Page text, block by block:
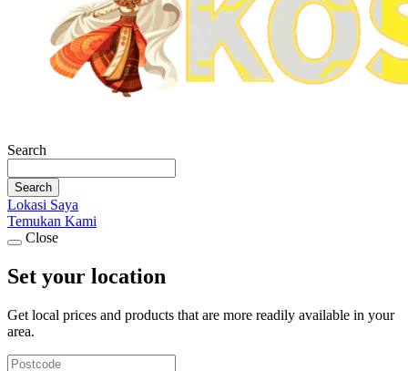
Search
Search
Lokasi Saya
Temukan Kami
Close
Set your location
Get local prices and products that are more readily available in your
area.